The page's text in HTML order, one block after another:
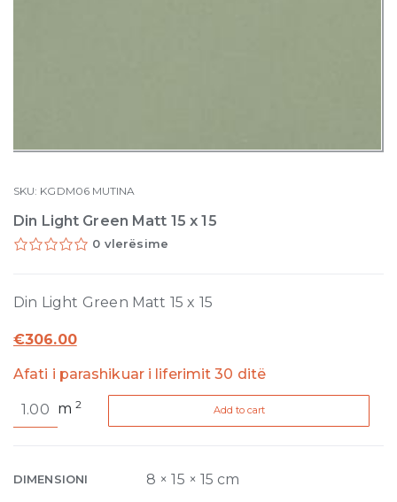
SKU: KGDM06 MUTINA
Din Light Green Matt 15 x 15
0 vlerësime
Din Light Green Matt 15 x 15
€306.00
Afati i parashikuar i liferimit 30 ditë
Light
15
m2 Add to cart
DIMENSIONI 8 × 15 × 15 cm